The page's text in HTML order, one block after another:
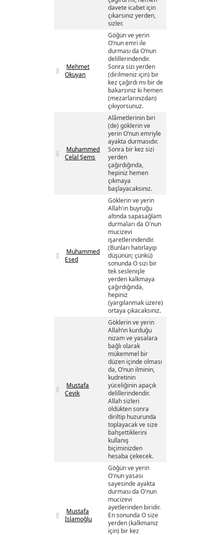
davete icabet için
çıkarsınız yerden,
sizler.
Mehmet
Okuyan
Göğün ve yerin
O’nun emri ile
durması da O’nun
delillerindendir.
Sonra sizi yerden
(dirilmeniz için) bir
kez çağırdı mı bir de
bakarsınız ki hemen
(mezarlarınızdan)
çıkıyorsunuz.
Muhammed
Celal Şems
Alâmetlerinin biri
(de) göklerin ve
yerin O’nun emriyle
ayakta durmasıdır.
Sonra bir kez sizi
yerden
çağırdığında,
hepiniz hemen
çıkmaya
başlayacaksınız.
Muhammed
Esed
Göklerin ve yerin
Allah'ın buyruğu
altında sapasağlam
durmaları da O'nun
mucizevi
işaretlerindendir.
(Bunları hatırlayıp
düşünün; çünkü)
sonunda O sizi bir
tek seslenişle
yerden kalkmaya
çağırdığında,
hepiniz
(yargılanmak üzere)
ortaya çıkacaksınız.
Mustafa
Çevik
Göklerin ve yerin
Allah’ın kurduğu
nizam ve yasalara
bağlı olarak
mükemmel bir
düzen içinde olması
da, O’nun ilminin,
kudretinin
yüceliğinin apaçık
delillerindendir.
Allah sizleri
öldükten sonra
diriltip huzurunda
toplayacak ve size
bahşettiklerini
kullanış
biçiminizden
hesaba çekecek.
Mustafa
İslamoğlu
Göğün ve yerin
O'nun yasası
sayesinde ayakta
durması da O'nun
mucizevi
ayetlerinden biridir.
En sonunda O size
yerden (kalkmanız
için) bir kez